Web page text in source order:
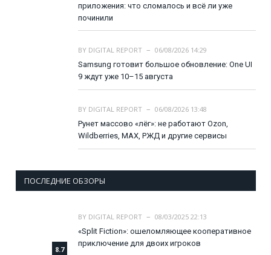
приложения: что сломалось и всё ли уже
починили
BY DIGITAL REPORT
06/08/2026 14:29
Samsung готовит большое обновление: One UI
9 ждут уже 10–15 августа
BY DIGITAL REPORT
06/08/2026 13:48
Рунет массово «лёг»: не работают Ozon,
Wildberries, MAX, РЖД и другие сервисы
ПОСЛЕДНИЕ ОБЗОРЫ
8.7
BY DIGITAL REPORT
08/03/2025 22:13
«Split Fiction»: ошеломляющее кооперативное
приключение для двоих игроков